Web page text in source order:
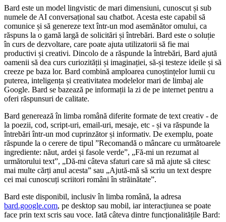
Bard este un model lingvistic de mari dimensiuni, cunoscut și sub
numele de AI conversațional sau chatbot. Acesta este capabil să
comunice și să genereze text într-un mod asemănător omului, ca
răspuns la o gamă largă de solicitări și întrebări. Bard este o soluție
în curs de dezvoltare, care poate ajuta utilizatorii să fie mai
productivi și creativi. Dincolo de a răspunde la întrebări, Bard ajută
oamenii să dea curs curiozității și imaginației, să-și testeze ideile și să
creeze pe baza lor. Bard combină amploarea cunoștințelor lumii cu
puterea, inteligența și creativitatea modelelor mari de limbaj ale
Google. Bard se bazează pe informații la zi de pe internet pentru a
oferi răspunsuri de calitate.
Bard generează în limba română diferite formate de text creativ - de
la poezii, cod, script-uri, email-uri, mesaje, etc - și va răspunde la
întrebări într-un mod cuprinzător și informativ. De exemplu, poate
răspunde la o cerere de tipul ”Recomandă o mâncare cu următoarele
ingrediente: năut, ardei și fasole verde”, „Fă-mi un rezumat al
următorului text”, „Dă-mi câteva sfaturi care să mă ajute să citesc
mai multe cărți anul acesta” sau „Ajută-mă să scriu un text despre
cei mai cunoscuți scriitori români în străinătate”.
Bard este disponibil, inclusiv în limba română, la adresa
bard.google.com, pe desktop sau mobil, iar interacțiunea se poate
face prin text scris sau voce. Iată câteva dintre funcționalitățile Bard: